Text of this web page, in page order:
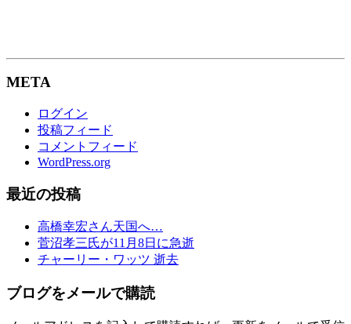
META
ログイン
投稿フィード
コメントフィード
WordPress.org
最近の投稿
高橋幸宏さん天国へ…
菅沼孝三氏が11月8日に急逝
チャーリー・ワッツ 逝去
ブログをメールで購読